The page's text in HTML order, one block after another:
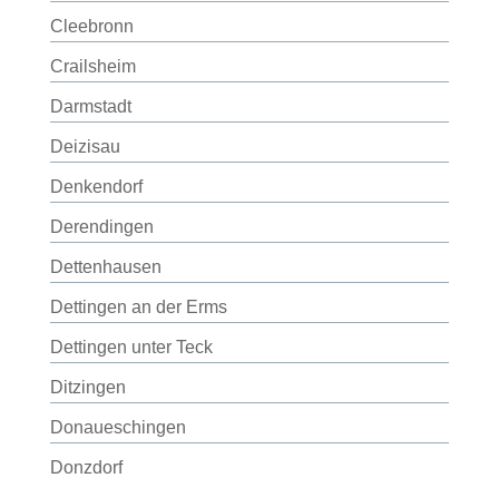
Cleebronn
Crailsheim
Darmstadt
Deizisau
Denkendorf
Derendingen
Dettenhausen
Dettingen an der Erms
Dettingen unter Teck
Ditzingen
Donaueschingen
Donzdorf